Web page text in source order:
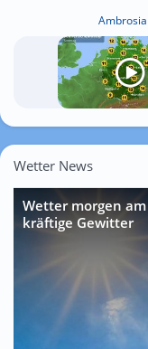
Wetter News
Wetter morgen
kräftige Gewitter